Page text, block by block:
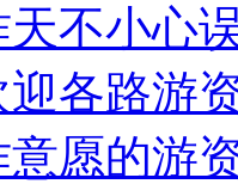
不小心
各路游
愿的游